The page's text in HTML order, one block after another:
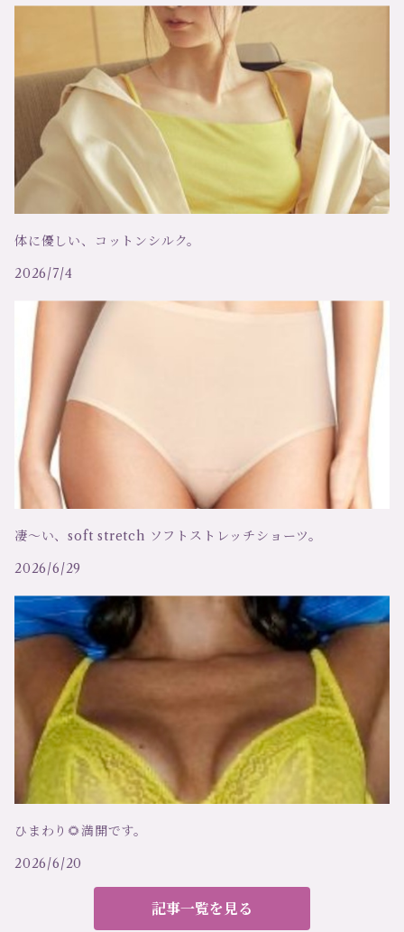
LJT Les Jupons de Tess
シバリス Sybaris
コエミ COEMI
シモームペレール ＳＩＭＯＮＥ ＰＥＲＥＬＥ
リトラッティ RITRATTI
アリアンヌ
アートマリア、マディバ
テア
アンドレ サルダ
オスカリート
キアラ フィオリーニ
メゾンクローズ
ツインセット
ハンロ
ルナディセタ
ショーツ
キャミソール
トップス
ドレス、ワンピース
ローブ、ガウン
ガーターベルト
カーディガン
セーター
ベスト
スリーインワン（ビスチェ）
ルームウェア
ハーネス
補正・矯正ブラ
キャップ リボン
Trasparenzeトラスパレンツェ
デザインストッキング・タイツ
定番ストッキング・タイツ
ソックス
体に優しい、コットンシルク。
2026/7/4
凄～い、soft stretch ソフトストレッチショーツ。
2026/6/29
ひまわり🌻満開です。
2026/6/20
記事一覧を見る